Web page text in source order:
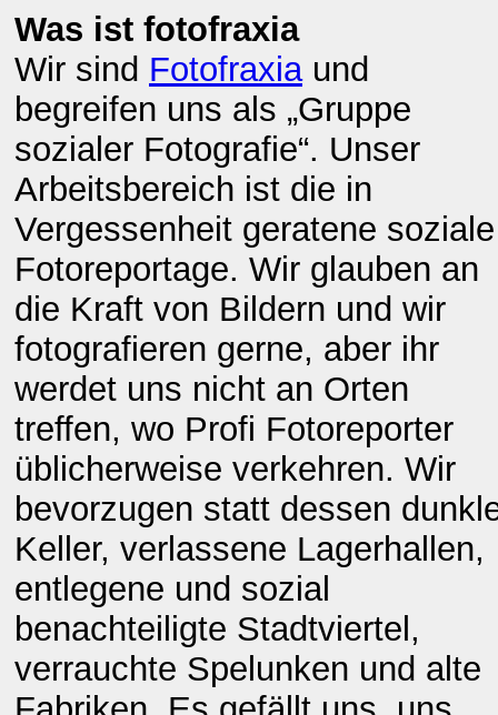
Was ist fotofraxia
Wir sind Fotofraxiaund
begreifen uns als „Gruppe
sozialer Fotografie“. Unser
Arbeitsbereich ist die in
Vergessenheit geratene soziale
Fotoreportage. Wir glauben an
die Kraft von Bildern und wir
fotografieren gerne, aber ihr
werdet uns nicht an Orten
treffen, wo Profi Fotoreporter
üblicherweise verkehren. Wir
bevorzugen statt dessen
Keller, verlassene Lagerhallen,
entlegene und sozial
benachteiligte Stadtviertel,
verrauchte Spelunken und alte